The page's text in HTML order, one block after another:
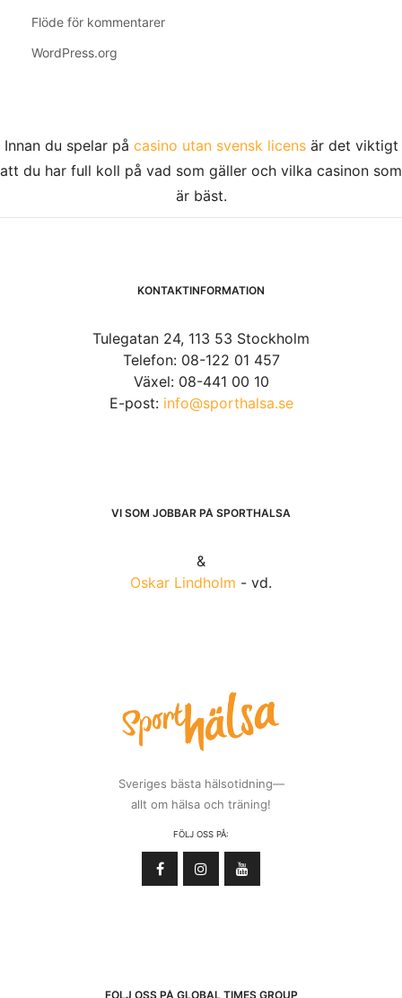
Flöde för kommentarer
WordPress.org
Innan du spelar på casino utan svensk licensär det viktigt
att du har full koll på vad som gäller och vilka casinon som
är bäst.
KONTAKTINFORMATION
Tulegatan 24, 113 53 Stockholm
Telefon: 08-122 01 457
Växel: 08-441 00 10
E-post: info@sporthalsa.se
VI SOM JOBBAR PÅ SPORTHÄLSA
&
Oskar Lindholm - vd.
Sveriges bästa hälsotidning—
allt om hälsa och träning!
FÖLJ OSS PÅ:
FÖLJ OSS PÅ GLOBAL TIMES GROUP